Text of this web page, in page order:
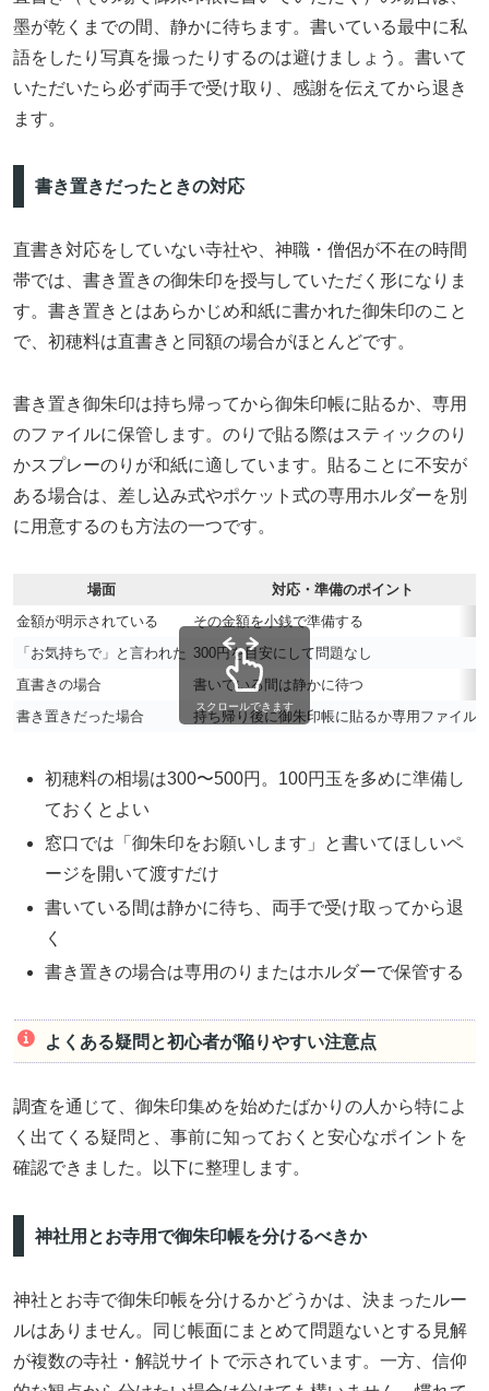
墨が乾くまでの間、静かに待ちます。書いている最中に私
語をしたり写真を撮ったりするのは避けましょう。書いて
いただいたら必ず両手で受け取り、感謝を伝えてから退き
ます。
書き置きだったときの対応
直書き対応をしていない寺社や、神職・僧侶が不在の時間
帯では、書き置きの御朱印を授与していただく形になりま
す。書き置きとはあらかじめ和紙に書かれた御朱印のこと
で、初穂料は直書きと同額の場合がほとんどです。
書き置き御朱印は持ち帰ってから御朱印帳に貼るか、専用
のファイルに保管します。のりで貼る際はスティックのり
かスプレーのりが和紙に適しています。貼ることに不安が
ある場合は、差し込み式やポケット式の専用ホルダーを別
に用意するのも方法の一つです。
場面
対応・準備のポイント
金額が明示されている
その金額を小銭で準備する
「お気持ちで」と言われた 300円を目安にして問題なし
直書きの場合
書いている間は静かに待つ
書き置きだった場合
持ち帰り後に御朱印帳に貼るか専用ファイル
スクロールできます
初穂料の相場は300〜500円。100円玉を多めに準備し
ておくとよい
窓口では「御朱印をお願いします」と書いてほしいペ
ージを開いて渡すだけ
書いている間は静かに待ち、両手で受け取ってから退
く
書き置きの場合は専用のりまたはホルダーで保管する
よくある疑問と初心者が陥りやすい注意点
調査を通じて、御朱印集めを始めたばかりの人から特によ
く出てくる疑問と、事前に知っておくと安心なポイントを
確認できました。以下に整理します。
神社用とお寺用で御朱印帳を分けるべきか
神社とお寺で御朱印帳を分けるかどうかは、決まったルー
ルはありません。同じ帳面にまとめて問題ないとする見解
が複数の寺社・解説サイトで示されています。一方、信仰